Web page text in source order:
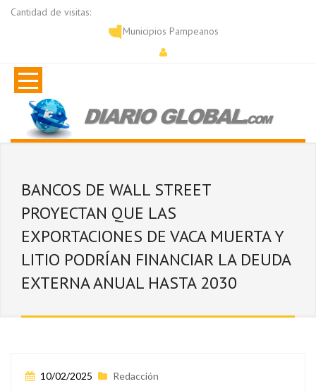
Cantidad de visitas:
Municipios Pampeanos
BANCOS DE WALL STREET
PROYECTAN QUE LAS
EXPORTACIONES DE VACA MUERTA Y
LITIO PODRÍAN FINANCIAR LA DEUDA
EXTERNA ANUAL HASTA 2030
10/02/2025 Redacción